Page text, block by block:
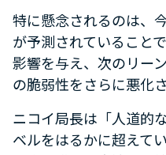
特に懸念されるのは、
が予測されていること
影響を与え、次のリー
の脆弱性をさらに悪化
ニコイ局長は「人道的
ベルをはるかに超えて